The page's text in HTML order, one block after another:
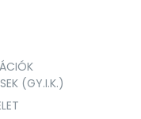
(GY.I.K.)